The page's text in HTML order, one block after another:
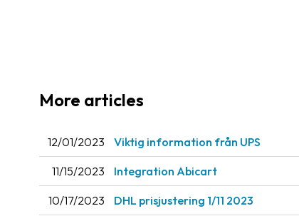
More articles
12/01/2023 Viktig information från UPS
11/15/2023 Integration Abicart
10/17/2023 DHL prisjustering 1/11 2023